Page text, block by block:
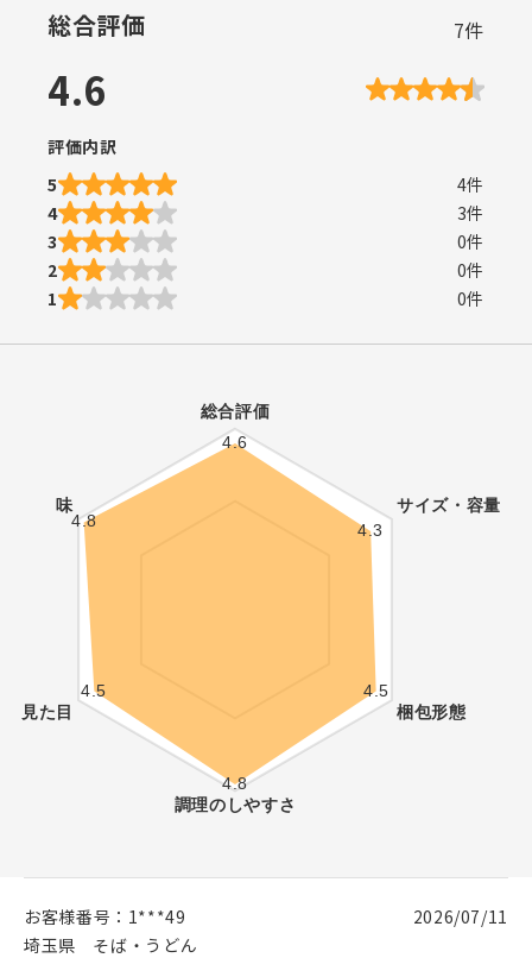
総合評価 7件
4.6
評価内訳
5
4件
4
3件
3
0件
2
0件
1
0件
お客様番号： 1***49
埼玉県
そば・うどん
2026/07/11